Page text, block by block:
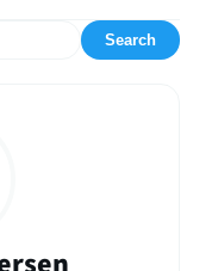
Search